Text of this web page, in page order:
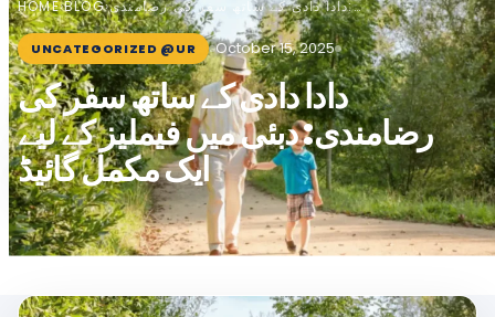
HOME›BLOG› دادا دادی کے ساتھ سفر کی رضامندی:…
UNCATEGORIZED @UR October 15, 2025
دادا دادی کے ساتھ سفر کی
رضامندی: دبئی میں فیملیز کے لیے
ایک مکمل گائیڈ